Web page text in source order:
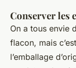
Conserver les
On a tous envie
flacon, mais
l’emballage